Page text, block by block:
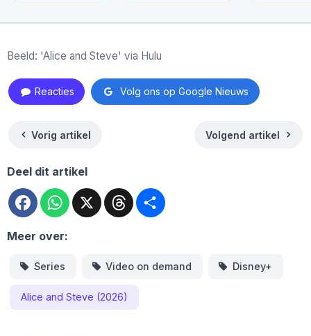
Beeld: 'Alice and Steve' via Hulu
Reacties Volg ons op Google Nieuws
Vorig artikel Volgend artikel
Deel dit artikel
FacebookWhatsApp
X Threads
Meer over:
Series Video on demand Disney+
Alice and Steve (2026)